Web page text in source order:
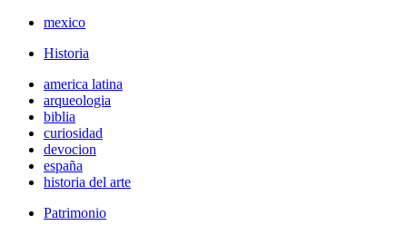
mexico
Historia
america latina
arqueologia
biblia
curiosidad
devocion
españa
historia del arte
Patrimonio